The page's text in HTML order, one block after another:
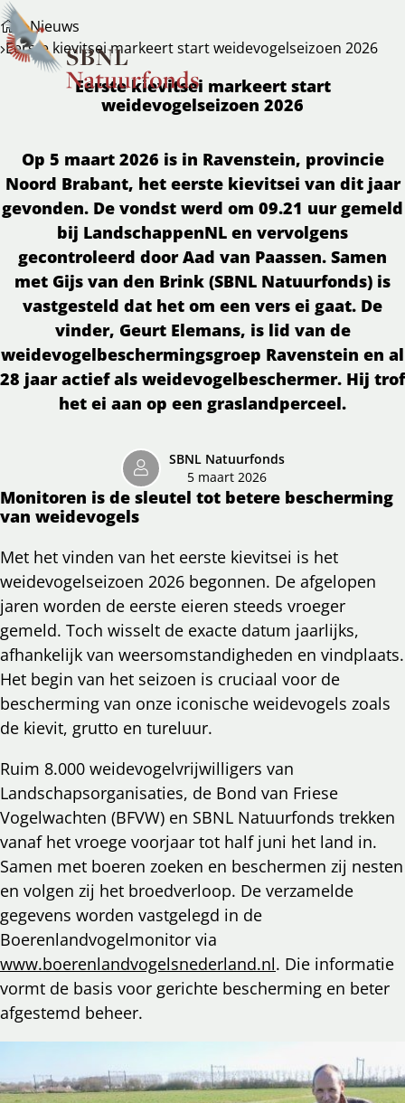
Nieuws
Eerste kievitsei markeert start weidevogelseizoen 2026
Eerste kievitsei markeert start
weidevogelseizoen 2026
Op 5 maart 2026 is in Ravenstein, provincie
Noord Brabant, het eerste kievitsei van dit jaar
gevonden. De vondst werd om 09.21 uur gemeld
bij LandschappenNL en vervolgens
gecontroleerd door Aad van Paassen. Samen
met Gijs van den Brink (SBNL Natuurfonds) is
vastgesteld dat het om een vers ei gaat. De
vinder, Geurt Elemans, is lid van de
weidevogelbeschermingsgroep Ravenstein en al
28 jaar actief als weidevogelbeschermer. Hij trof
het ei aan op een graslandperceel.
SBNL Natuurfonds
5 maart 2026
Monitoren is de sleutel tot betere bescherming
van weidevogels
Met het vinden van het eerste kievitsei is het
weidevogelseizoen 2026 begonnen. De afgelopen
jaren worden de eerste eieren steeds vroeger
gemeld. Toch wisselt de exacte datum jaarlijks,
afhankelijk van weersomstandigheden en vindplaats.
Het begin van het seizoen is cruciaal voor de
bescherming van onze iconische weidevogels zoals
de kievit, grutto en tureluur.
Ruim 8.000 weidevogelvrijwilligers van
Landschapsorganisaties, de Bond van Friese
Vogelwachten (BFVW) en SBNL Natuurfonds trekken
vanaf het vroege voorjaar tot half juni het land in.
Samen met boeren zoeken en beschermen zij nesten
en volgen zij het broedverloop. De verzamelde
gegevens worden vastgelegd in de
Boerenlandvogelmonitor via
www.boerenlandvogelsnederland.nl. Die informatie
vormt de basis voor gerichte bescherming en beter
afgestemd beheer.